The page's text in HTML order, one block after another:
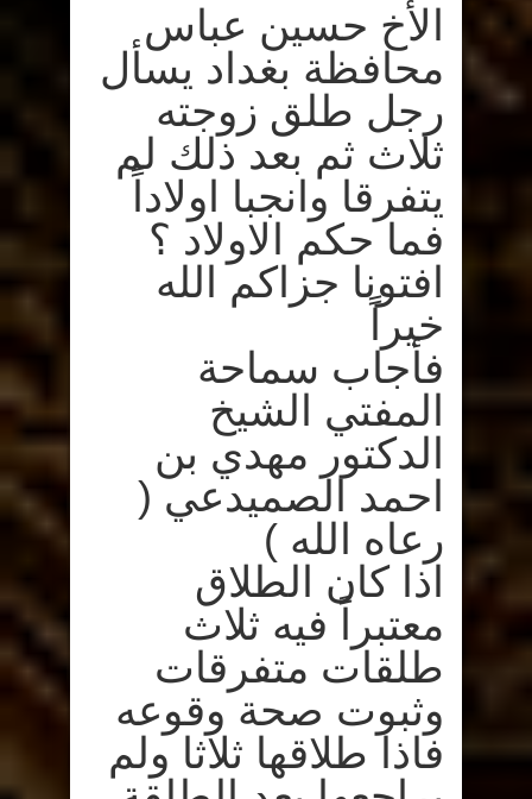
الأخ حسين عباس
محافظة بغداد يسأل
رجل طلق زوجته
ثلاث ثم بعد ذلك لم
يتفرقا وانجبا اولاداً
فما حكم الاولاد ؟
افتونا جزاكم الله
خيراً
فأجاب سماحة
المفتي الشيخ
الدكتور مهدي بن
احمد الصميدعي (
رعاه الله )
اذا كان الطلاق
معتبراً فيه ثلاث
طلقات متفرقات
وثبوت صحة وقوعه
فاذا طلاقها ثلاثا ولم